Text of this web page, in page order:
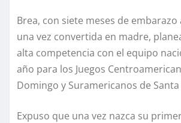
Brea, con siete meses de
una vez convertida en madre,
alta competencia con el equipo
año para los Juegos
Domingo y Suramericanos de Santa
Expuso que una vez nazca su